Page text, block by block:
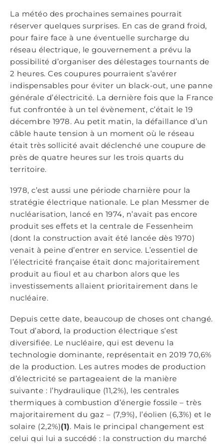
La météo des prochaines semaines pourrait
réserver quelques surprises. En cas de grand froid,
pour faire face à une éventuelle surcharge du
réseau électrique, le gouvernement a prévu la
possibilité d’organiser des délestages tournants de
2 heures. Ces coupures pourraient s’avérer
indispensables pour éviter un black-out, une panne
générale d’électricité. La dernière fois que la France
fut confrontée à un tel évènement, c’était le 19
décembre 1978. Au petit matin, la défaillance d’un
câble haute tension à un moment où le réseau
était très sollicité avait déclenché une coupure de
près de quatre heures sur les trois quarts du
territoire.
1978, c’est aussi une période charnière pour la
stratégie électrique nationale. Le plan Messmer de
nucléarisation, lancé en 1974, n’avait pas encore
produit ses effets et la centrale de Fessenheim
(dont la construction avait été lancée dès 1970)
venait à peine d’entrer en service. L’essentiel de
l’électricité française était donc majoritairement
produit au fioul et au charbon alors que les
investissements allaient prioritairement dans le
nucléaire.
Depuis cette date, beaucoup de choses ont changé.
Tout d’abord, la production électrique s’est
diversifiée. Le nucléaire, qui est devenu la
technologie dominante, représentait en 2019 70,6%
de la production. Les autres modes de production
d’électricité se partageaient de la manière
suivante : l’hydraulique (11,2%), les centrales
thermiques à combustion d’énergie fossile – très
majoritairement du gaz – (7,9%), l’éolien (6,3%) et le
solaire (2,2%)(1). Mais le principal changement est
celui qui lui a succédé : la construction du marché